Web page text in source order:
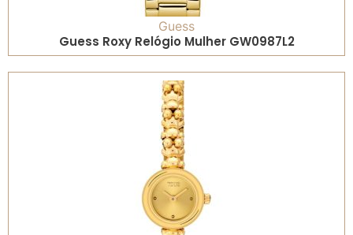
Guess
Guess Roxy Relógio Mulher GW0987L2